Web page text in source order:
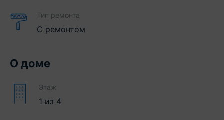
Тип ремонта
С ремонтом
О доме
Этаж
1 из 4